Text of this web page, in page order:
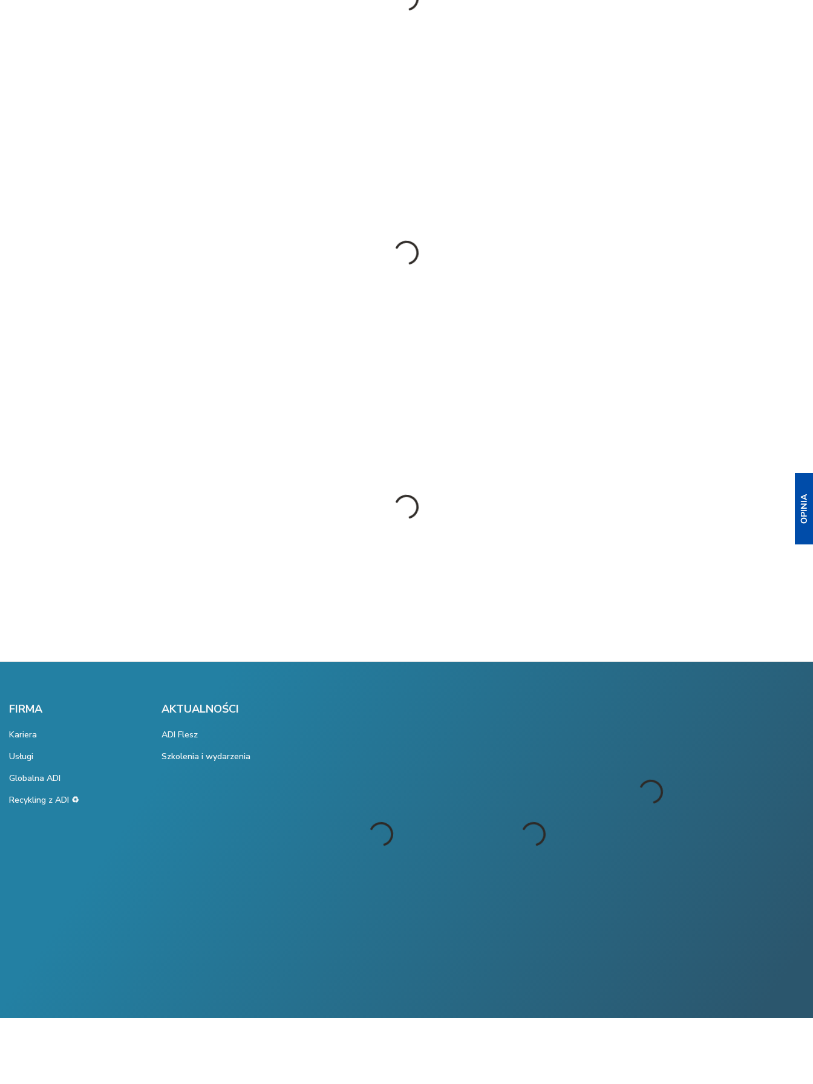
FIRMA
Kariera
Usługi
Globalna ADI
Recykling z ADI ♻️
AKTUALNOŚCI
ADI Flesz
Szkolenia i wydarzenia